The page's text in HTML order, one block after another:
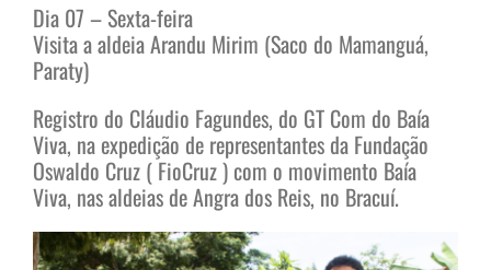
Dia 07 – Sexta-feira
Visita a aldeia Arandu Mirim (Saco do Mamanguá,
Paraty)
Registro do Cláudio Fagundes, do GT Com do Baía
Viva, na expedição de representantes da Fundação
Oswaldo Cruz ( FioCruz ) com o movimento Baía
Viva, nas aldeias de Angra dos Reis, no Bracuí.